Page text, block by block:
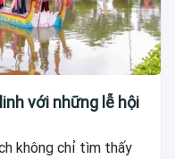
với những lễ hội
không chỉ tìm thấy